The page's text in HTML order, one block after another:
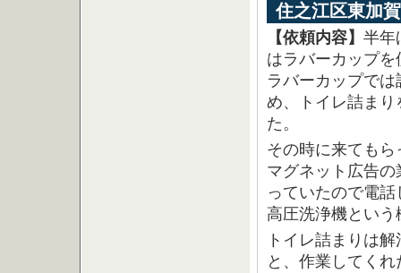
住之江区東加
【依頼内容】 半年
はラバーカップ
ラバーカップで
め、トイレ詰ま
た。
その時に来ても
マグネット広告
っていたので電
高圧洗浄機とい
トイレ詰まりは
と、作業してく